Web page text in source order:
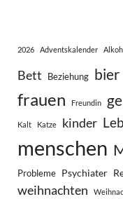
2026 Adventskalender
Bett
Beziehung bier
frauen Freundin
Kalt Katze kinder
menschen
Probleme Psychiater
weihnachten